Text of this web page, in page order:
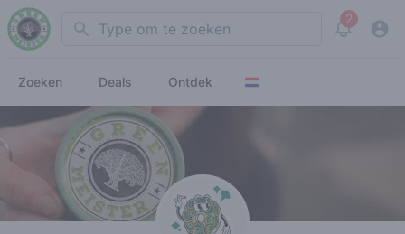
Search 2
View
Zoeken Deals Ontdek